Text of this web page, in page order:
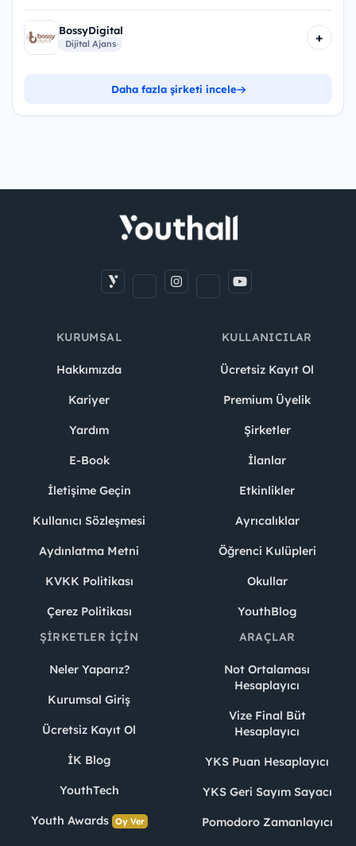
BossyDigital
Dijital Ajans +
Daha fazla şirketi incele
KURUMSAL
Hakkımızda
Kariyer
Yardım
E-Book
İletişime Geçin
Kullanıcı Sözleşmesi
Aydınlatma Metni
KVKK Politikası
Çerez Politikası
KULLANICILAR
Ücretsiz Kayıt Ol
Premium Üyelik
Şirketler
İlanlar
Etkinlikler
Ayrıcalıklar
Öğrenci Kulüpleri
Okullar
YouthBlog
ŞIRKETLER İÇIN
Neler Yaparız?
Kurumsal Giriş
Ücretsiz Kayıt Ol
İK Blog
YouthTech
Youth Awards Oy Ver
ARAÇLAR
Not Ortalaması
Hesaplayıcı
Vize Final Büt
Hesaplayıcı
YKS Puan Hesaplayıcı
YKS Geri Sayım Sayacı
Pomodoro Zamanlayıcı